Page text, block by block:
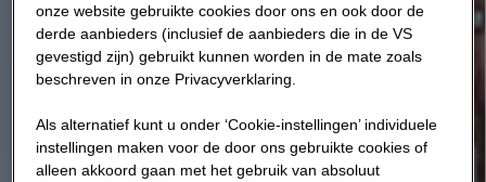
onze website gebruikte cookies door ons en ook door de
derde aanbieders (inclusief de aanbieders die in de VS
gevestigd zijn) gebruikt kunnen worden in de mate zoals
beschreven in onze Privacyverklaring.
Als alternatief kunt u onder ‘Cookie-instellingen’ individuele
instellingen maken voor de door ons gebruikte cookies of
alleen akkoord gaan met het gebruik van absoluut